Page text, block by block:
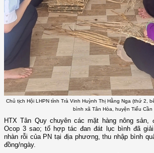
Chủ tịch Hội LHPN tỉnh Trà Vinh Huỳnh Thị Hằng Nga (thứ 2,
bình xã Tân Hòa, huyện Tiểu Cần
HTX Tân Quy chuyên các mặt hàng nông sản,
Ocop 3 sao; tổ hợp tác đan đát lục bình đã
nhàn rỗi của PN tại địa phương, thu nhập bình
đồng/ngày.